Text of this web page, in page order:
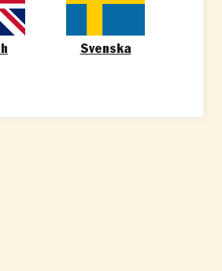
Svenska